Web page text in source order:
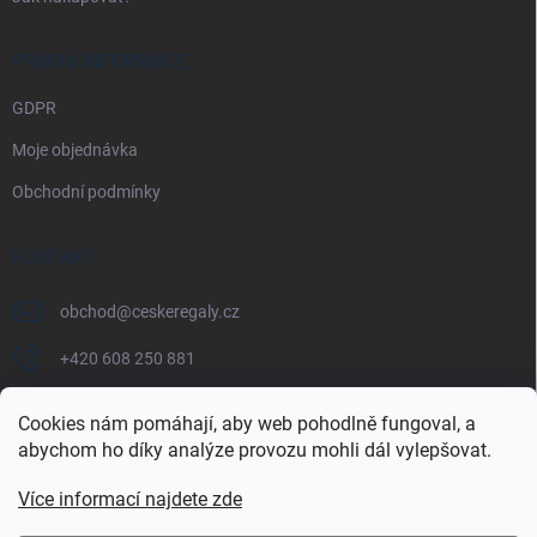
Cookies nám pomáhají, aby web pohodlně fungoval, a
abychom ho díky analýze provozu mohli dál vylepšovat.
Více informací najdete zde
PRÁVNÍ INFORMACE
GDPR
Moje objednávka
Obchodní podmínky
KONTAKT
obchod@ceskeregaly.cz
+420 608 250 881